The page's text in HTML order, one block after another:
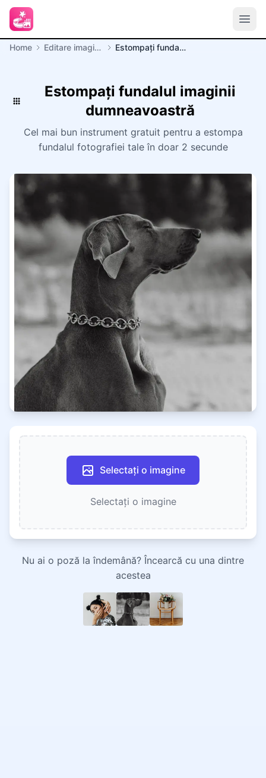
Home Editare imagine Estompați fundalul imaginii dumneavoastră
Estompați fundalul imaginii
dumneavoastră
Cel mai bun instrument gratuit pentru a estompa
fundalul fotografiei tale în doar 2 secunde
Selectați o imagine
Selectați o imagine
Nu ai o poză la îndemână? Încearcă cu una dintre
acestea